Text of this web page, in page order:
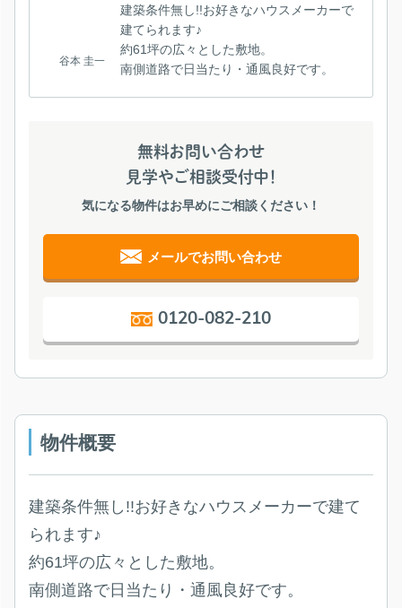
谷本 圭一
建築条件無し!!お好きなハウスメーカーで
建てられます♪
約61坪の広々とした敷地。
南側道路で日当たり・通風良好です。
無料お問い合わせ
見学やご相談受付中！
気になる物件はお早めにご相談ください！
メールでお問い合わせ
0120-082-210
物件概要
建築条件無し!!お好きなハウスメーカーで建て
られます♪
約61坪の広々とした敷地。
南側道路で日当たり・通風良好です。